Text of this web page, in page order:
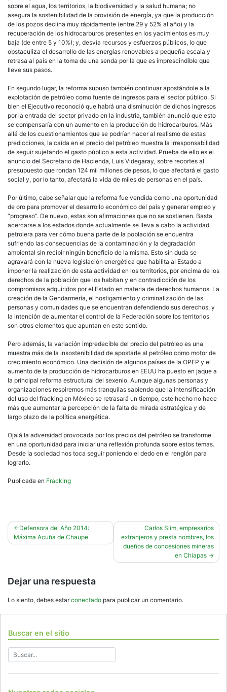
sobre el agua, los territorios, la biodiversidad y la salud humana; no
asegura la sostenibilidad de la provisión de energía, ya que la producción
de los pozos declina muy rápidamente (entre 29 y 52% al año) y la
recuperación de los hidrocarburos presentes en los yacimientos es muy
baja (de entre 5 y 10%); y, desvía recursos y esfuerzos públicos, lo que
obstaculiza el desarrollo de las energías renovables a pequeña escala y
retrasa al país en la toma de una senda por la que es imprescindible que
lleve sus pasos.
En segundo lugar, la reforma supuso también continuar apostándole a la
explotación de petróleo como fuente de ingresos para el sector público. Si
bien el Ejecutivo reconoció que habrá una disminución de dichos ingresos
por la entrada del sector privado en la industria, también anunció que esto
se compensaría con un aumento en la producción de hidrocarburos. Más
allá de los cuestionamientos que se podrían hacer al realismo de estas
predicciones, la caída en el precio del petróleo muestra la irresponsabilidad
de seguir sujetando el gasto público a esta actividad. Prueba de ello es el
anuncio del Secretario de Hacienda, Luis Videgaray, sobre recortes al
presupuesto que rondan 124 mil millones de pesos, lo que afectará el gasto
social y, por lo tanto, afectará la vida de miles de personas en el país.
Por último, cabe señalar que la reforma fue vendida como una oportunidad
de oro para promover el desarrollo económico del país y generar empleo y
“progreso”. De nuevo, estas son afirmaciones que no se sostienen. Basta
acercarse a los estados donde actualmente se lleva a cabo la actividad
petrolera para ver cómo buena parte de la población se encuentra
sufriendo las consecuencias de la contaminación y la degradación
ambiental sin recibir ningún beneficio de la misma. Esto sin duda se
agravará con la nueva legislación energética que habilita al Estado a
imponer la realización de esta actividad en los territorios, por encima de los
derechos de la población que los habitan y en contradicción de los
compromisos adquiridos por el Estado en materia de derechos humanos. La
creación de la Gendarmería, el hostigamiento y criminalización de las
personas y comunidades que se encuentran defendiendo sus derechos, y
la intención de aumentar el control de la Federación sobre los territorios
son otros elementos que apuntan en este sentido.
Pero además, la variación impredecible del precio del petróleo es una
muestra más de la insostenibilidad de apostarle al petróleo como motor de
crecimiento económico. Una decisión de algunos países de la OPEP y el
aumento de la producción de hidrocarburos en EEUU ha puesto en jaque a
la principal reforma estructural del sexenio. Aunque algunas personas y
organizaciones respiremos más tranquilas sabiendo que la intensificación
del uso del fracking en México se retrasará un tiempo, este hecho no hace
más que aumentar la percepción de la falta de mirada estratégica y de
largo plazo de la política energética.
Ojalá la adversidad provocada por los precios del petróleo se transforme
en una oportunidad para iniciar una reflexión profunda sobre estos temas.
Desde la sociedad nos toca seguir poniendo el dedo en el renglón para
lograrlo.
Publicada en Fracking
Navegación
de
Defensora del Año 2014:
Máxima Acuña de Chaupe
Carlos Slim, empresarios
extranjeros y presta nombres, los
dueños de concesiones mineras
en Chiapas
Dejar una respuesta
Lo siento, debes estarconectado para publicar un comentario.
Buscar en el sitio